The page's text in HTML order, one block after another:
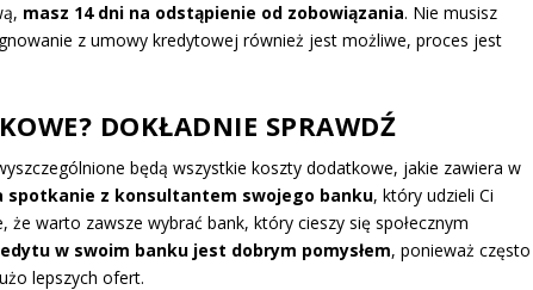
masz 14 dni na odstąpienie od zobowiązania. Nie musisz
z umowy kredytowej również jest możliwe, proces jest
DOKŁADNIE SPRAWDŹ
będą wszystkie koszty dodatkowe, jakie zawiera w
spotkanie z konsultantem swojego banku, który udzieli Ci
warto zawsze wybrać bank, który cieszy się społecznym
w swoim banku jest dobrym pomysłem, ponieważ często
lepszych ofert.